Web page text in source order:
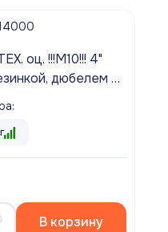
В корзину